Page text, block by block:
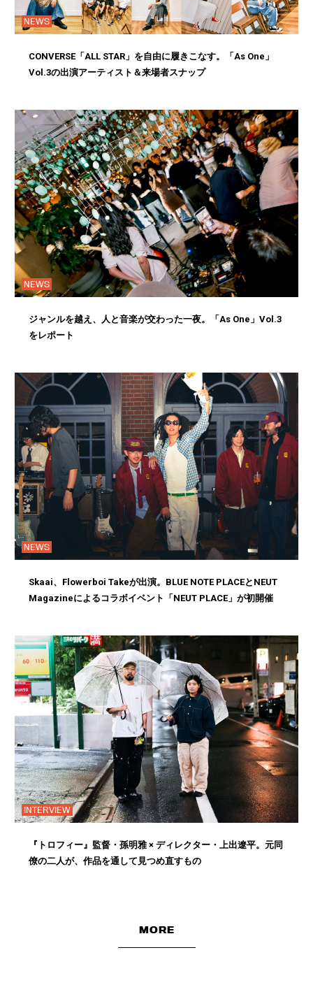
NEWS
CONVERSE「ALL STAR」を自由に履きこなす。「As One」
Vol.3の出演アーティスト＆来場者スナップ
NEWS
ジャンルを越え、人と音楽が交わった一夜。「As One」Vol.3
をレポート
NEWS
Skaai、Flowerboi Takeが出演。BLUE NOTE PLACEとNEUT
Magazineによるコラボイベント「NEUT PLACE」が初開催
INTERVIEW
『トロフィー』監督・孫明雅 × ディレクター・上出遼平。元同
僚の二人が、作品を通して見つめ直すもの
MORE